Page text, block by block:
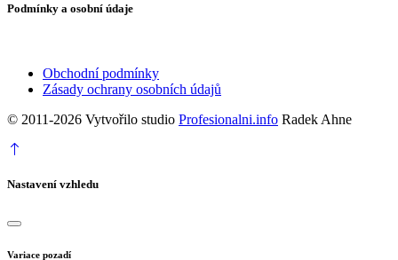
Podmínky a osobní údaje
Obchodní podmínky
Zásady ochrany osobních údajů
© 2011-2026 Vytvořilo studio Profesionalni.info Radek Ahne
Nastavení vzhledu
Variace pozadí